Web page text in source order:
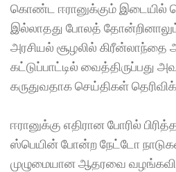
கொண்ட ஈரானுக்கும் இடையில்
இல்லாதது போலத்
அரசியல் சூழலில் கிரீன்லாந்தை
கட்டுப்பாட்டில் வைத்திருப்பது
கருதுவதாக செய்திகள்
ஈரானுக்கு எதிரான போரில்
ஸ்பெயின் போன்ற நேட்டோ
முழுமையான ஆதரவை